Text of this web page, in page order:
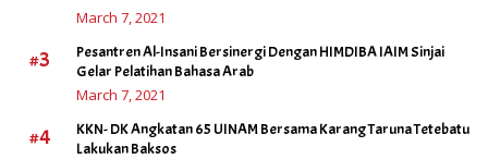
March 7, 2021
#3
Pesantren Al-Insani Bersinergi Dengan HIMDIBA IAIM Sinjai
Gelar Pelatihan Bahasa Arab
March 7, 2021
#4
KKN- DK Angkatan 65 UINAM Bersama Karang Taruna Tetebatu
Lakukan Baksos